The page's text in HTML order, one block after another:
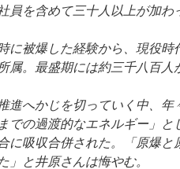
員を含めて三十人以上が加わ
に被爆した経験から、現役時
属。最盛期には約三千八百人
進へかじを切っていく中、年
での過渡的なエネルギー」
に吸収合併された。「原爆と
」と井原さんは悔やむ。